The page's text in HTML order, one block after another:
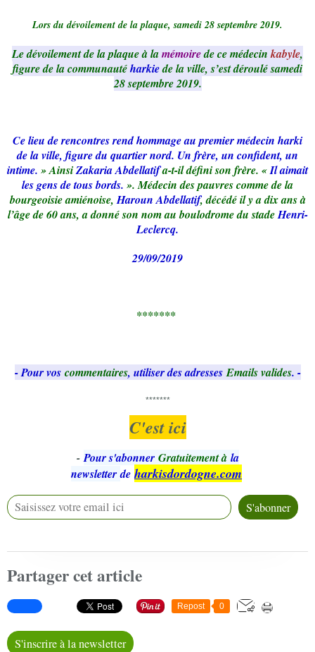
Lors du dévoilement de la plaque, samedi 28 septembre 2019.
Le dévoilement de la plaque à lamémoirede ce médecinkabyle,
figure de la communautéharkiede la ville, s’est déroulé samedi
28 septembre 2019.
Ce lieu de rencontres rend hommage au premier médecin harki
de la ville, figure du quartier nord. Un frère, un confident, un
intime. » AinsiZakaria Abdellatifa-t-il défini son frère. «Il aimait
les gens de tous bords. ». Médecin des pauvres comme de la
bourgeoisie amiénoise,Haroun Abdellatif, décédé il y a dix ans à
l’âge de 60 ans, a donné son nom au boulodrome du stadeHenri-
Leclercq.
29/09/2019
*******
- Pour vos commentaires, utiliser des adressesEmails valides. -
*******
C'est ici
- Pour s'abonner Gratuitement à la
newsletter de harkisdordogne.com
Partager cet article
Repost 0
S'inscrire à la newsletter